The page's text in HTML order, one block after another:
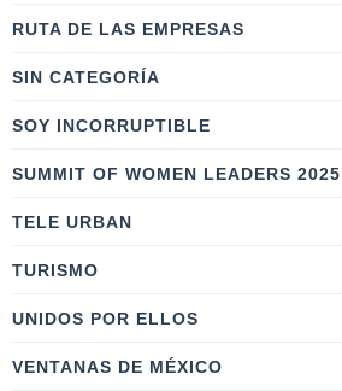
RUTA DE LAS EMPRESAS
SIN CATEGORÍA
SOY INCORRUPTIBLE
SUMMIT OF WOMEN LEADERS 2025
TELE URBAN
TURISMO
UNIDOS POR ELLOS
VENTANAS DE MÉXICO